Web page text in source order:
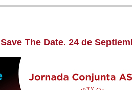
Save The Date. 24 de